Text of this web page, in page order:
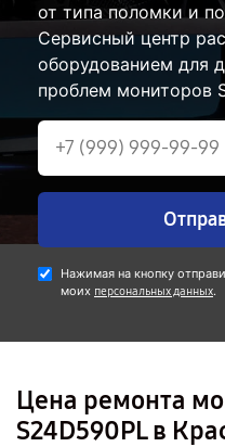
от типа поломки и
Сервисный центр
оборудованием для
проблем мониторов
Нажимая на кнопку
моих персональных данных.
Цена ремонта
S24D590PL в